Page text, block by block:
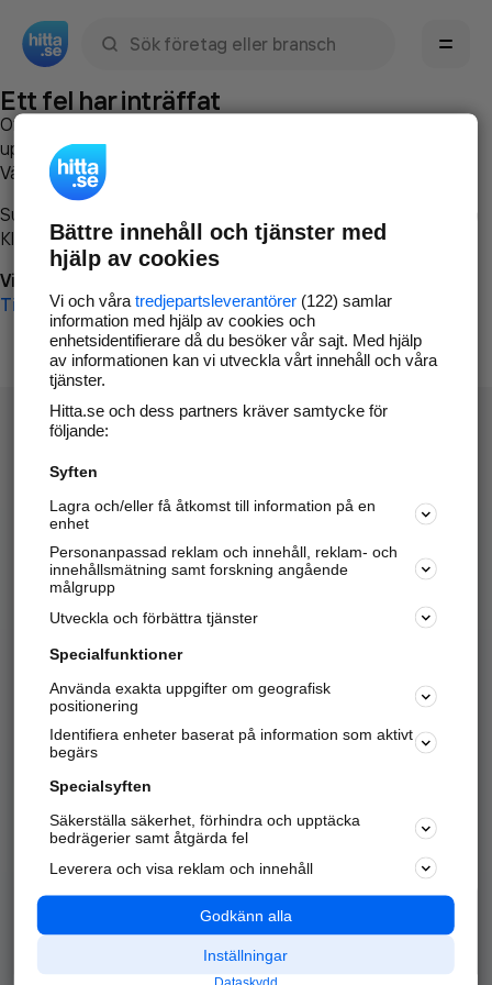
Ett fel har inträffat
Om du vill kan du
uppstod så att vi lättare och snabbare kan avhjälpa det.
Vänligen försök med följande:
Surfa till
Klicka påTillbaka-knappen i webbläsaren och försök igen
Vi beklagar besväret!
Till startsidan
Hitta.se - Gratis nummerupplysning.
Sök företag, personer och platser.
Hitta telefonnummer, adresser, företagsinfo mm.
Marknadsför företaget
Kom igång och annonsera mot
samarbetspartners nära dig.
Alla kategorier
Populära sökningar
API & Kartor
Annonsera
Integritet
Nödnummer
Bättre innehåll och tjänster med
hjälp av cookies
Vi och våra tredjepartsleverantörer(122) samlar
information med hjälp av cookies och
enhetsidentifierare då du besöker vår sajt. Med hjälp
av informationen kan vi utveckla vårt innehåll och våra
tjänster.
Hitta.se och dess partners kräver samtycke för
följande:
Syften
Lagra och/eller få åtkomst till information på en
enhet
Personanpassad reklam och innehåll, reklam- och
innehållsmätning samt forskning angående
målgrupp
Utveckla och förbättra tjänster
Specialfunktioner
Använda exakta uppgifter om geografisk
positionering
Identifiera enheter baserat på information som aktivt
begärs
Specialsyften
Säkerställa säkerhet, förhindra och upptäcka
bedrägerier samt åtgärda fel
Leverera och visa reklam och innehåll
Godkänn alla
Inställningar
Dataskydd